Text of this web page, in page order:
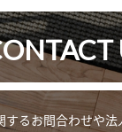
するお問合わせや法